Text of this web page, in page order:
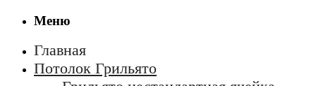
Меню
Главная
Потолок Грильято